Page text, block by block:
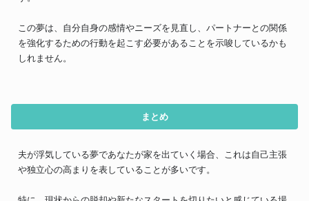
この夢は、自分自身の感情やニーズを見直し、パートナーとの関係
を強化するための行動を起こす必要があることを示唆しているかも
しれません。
まとめ
夫が浮気している夢であなたが家を出ていく場合、これは自己主張
や独立心の高まりを表していることが多いです。